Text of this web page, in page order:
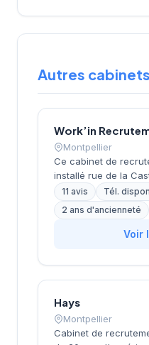
Autres
Montpellier
Ce cabinet de
installé rue de la
dynamique de la
développe ses
recrutement en
personnalisée et
le cabinet témoigne
satisfaction élevé de
11 avis
Tél.
2 ans d'ancienneté
Voir
Hays
Montpellier
Cabinet de